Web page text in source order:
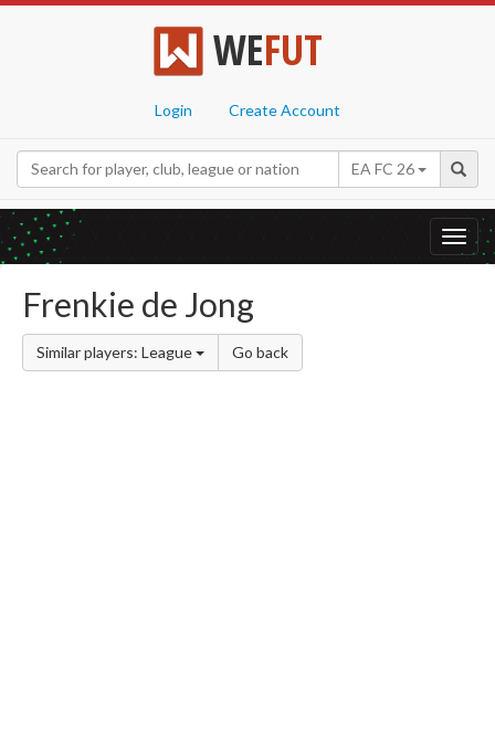
WEFUT
Login Create Account
EA FC 26
Frenkie de Jong
Similar players: League Go back